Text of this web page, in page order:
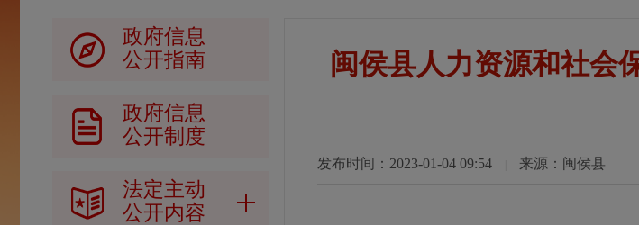
政府信息
公开指南
政府信息
公开制度
法定主动
公开内容
闽侯县人力资源和社会
发布时间：2023-01-04 09:54 来源：闽侯县